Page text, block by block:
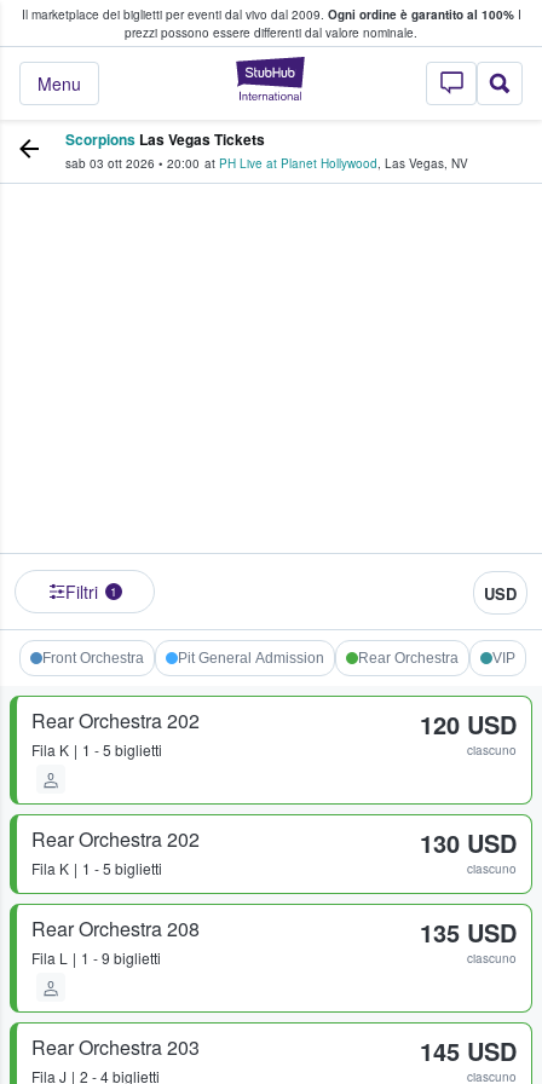
Il marketplace dei biglietti per eventi dal vivo dal 2009. Ogni ordine è garantito al 100%I
prezzi possono essere differenti dal valore nominale.
StubHub - Dove
Menu
fan comprano e vendono biglietti
Scorpions Las Vegas Tickets
sab 03 ott 2026 • 20:00 at PH Live at Planet Hollywood, Las Vegas, NV
Filtri 1 USD
Front Orchestra Pit General Admission Rear Orchestra VIP
Rear Orchestra 202
Fila K 1 - 5 biglietti
120 USD
ciascuno
Rear Orchestra 202
Fila K 1 - 5 biglietti
130 USD
ciascuno
Rear Orchestra 208
Fila L 1 - 9 biglietti
135 USD
ciascuno
Rear Orchestra 203
Fila J 2 - 4 biglietti
145 USD
ciascuno